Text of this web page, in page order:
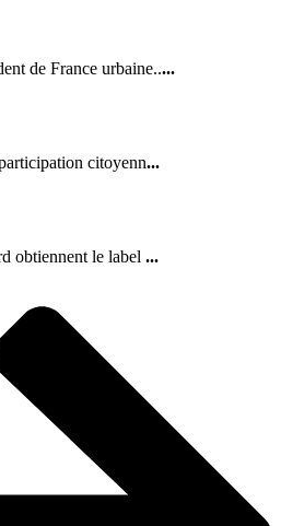
de France urbaine.....
citoyenn...
obtiennent le label ...